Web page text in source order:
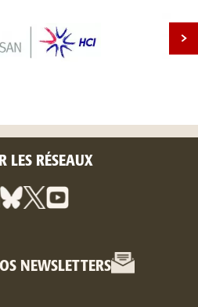
LES RÉSEAUX
NEWSLETTERS